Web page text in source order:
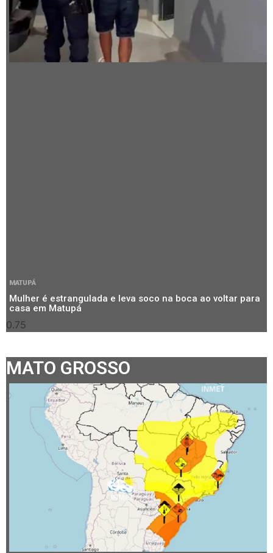
MATUPÁ
Mulher é estrangulada e leva soco na boca ao voltar para
casa em Matupá
MATO GROSSO